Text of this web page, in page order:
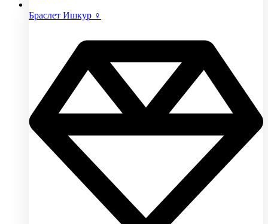
Браслет Ишкур ♀